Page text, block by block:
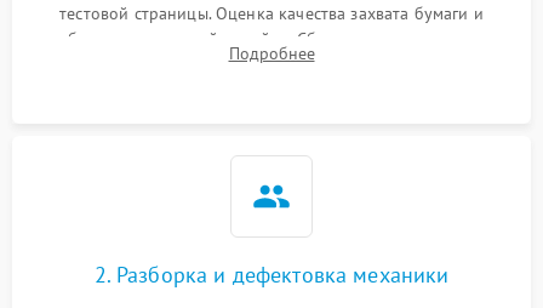
тестовой страницы. Оценка качества захвата бумаги и
работы сканирующей линейки. Сбор данных о замятиях,
дефектах изображения или посторонних шумах при работе.
Подробнее
2. Разборка и дефектовка механики